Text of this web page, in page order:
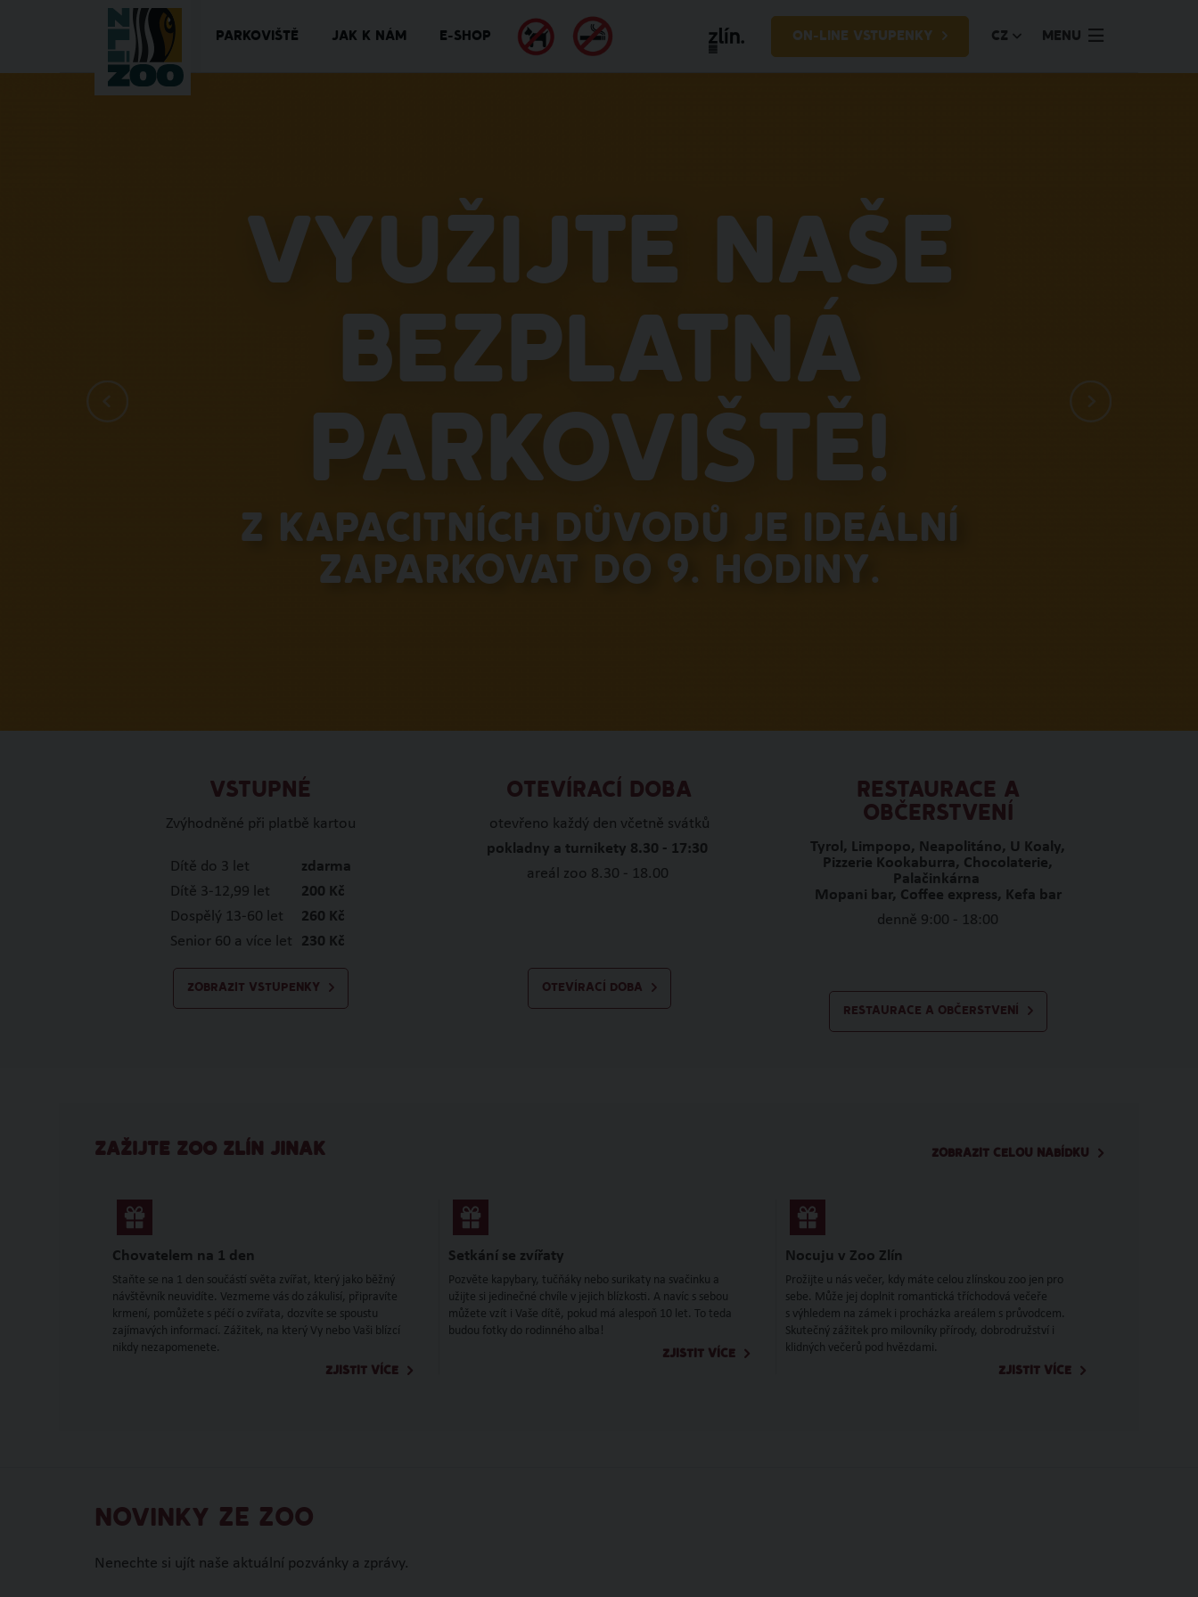
PARKOVIŠTĚ JAK K NÁM E-SHOP ON-LINE VSTUPENKY CZ MENU
Využijte naše
bezplatná
parkoviště!
Z kapacitních důvodů je ideální
zaparkovat do 9. hodiny.
VSTUPNÉ
Zvýhodněné při platbě kartou
Dítě do 3 let
zdarma
Dítě 3-12,99 let
200 Kč
Dospělý 13-60 let
260 Kč
Senior 60 a více let
230 Kč
ZOBRAZIT VSTUPENKY
OTEVÍRACÍ DOBA
otevřeno každý den včetně svátků
pokladny a turnikety 8.30 - 17:30
areál zoo 8.30 - 18.00
OTEVÍRACÍ DOBA
RESTAURACE A
OBČERSTVENÍ
Tyrol, Limpopo, Neapolitáno, U Koaly,
Pizzerie Kookaburra, Chocolaterie,
Palačinkárna
Mopani bar, Coffee express, Kefa bar
denně 9:00 - 18:00
RESTAURACE A OBČERSTVENÍ
ZAŽIJTE ZOO ZLÍN JINAK ZOBRAZIT CELOU NABÍDKU
Chovatelem na 1 den
Staňte se na 1 den součástí světa zvířat, který jako běžný
návštěvník neuvidíte. Vezmeme vás do zákulisí, připravíte
krmení, pomůžete s péčí o zvířata, dozvíte se spoustu
zajímavých informací. Zážitek, na který Vy nebo Vaši blízcí
nikdy nezapomenete.
ZJISTIT VÍCE
Setkání se zvířaty
Pozvěte kapybary, tučňáky nebo surikaty na svačinku a
užijte si jedinečné chvíle v jejich blízkosti. A navíc s sebou
můžete vzít i Vaše dítě, pokud má alespoň 10 let. To teda
budou fotky do rodinného alba!
ZJISTIT VÍCE
Nocuju v Zoo Zlín
Prožijte u nás večer, kdy máte celou zlínskou zoo jen pro
sebe. Může jej doplnit romantická tříchodová večeře
s výhledem na zámek i procházka areálem s průvodcem.
Skutečný zážitek pro milovníky přírody, dobrodružství i
klidných večerů pod hvězdami.
ZJISTIT VÍCE
NOVINKY ZE ZOO
Nenechte si ujít naše aktuální pozvánky a zprávy.